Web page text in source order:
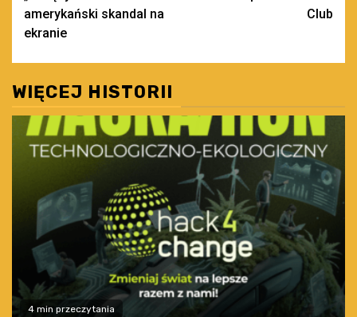
amerykański skandal na
ekranie
Club
WIĘCEJ HISTORII
4 min przeczytania